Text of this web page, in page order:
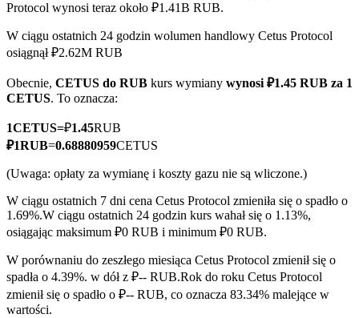
TradFi
towary
Kontrakty futures wykorzystujące USDC jako zabezpieczenie
Protocol wynosi teraz około ₽1.41B RUB.
W ciągu ostatnich 24 godzin wolumen handlowy Cetus Protocol
osiągnął ₽2.62M RUB
Obecnie, CETUS do RUB kurs wymiany wynosi ₽1.45 RUB za 1
CETUS. To oznacza:
1CETUS=₽1.45RUB
₽1RUB=0.68880959CETUS
(Uwaga: opłaty za wymianę i koszty gazu nie są wliczone.)
W ciągu ostatnich 7 dni cena Cetus Protocol zmieniła się o spadło o
1.69%.W ciągu ostatnich 24 godzin kurs wahał się o 1.13%,
osiągając maksimum ₽0 RUB i minimum ₽0 RUB.
W porównaniu do zeszłego miesiąca Cetus Protocol zmienił się o
spadła o 4.39%. w dół z ₽-- RUB.Rok do roku Cetus Protocol
zmienił się o spadło o ₽-- RUB, co oznacza 83.34% malejące w
wartości.